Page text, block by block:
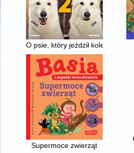
O psie, który jeździł koleją 2
Supermoce zwierząt